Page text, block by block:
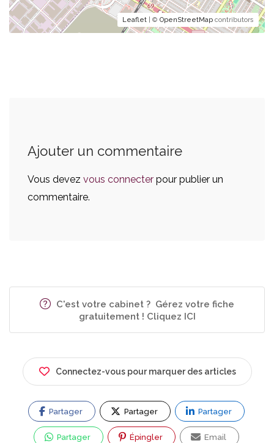
Leaflet | © OpenStreetMap contributors
Ajouter un commentaire
Vous devez vous connecter pour publier un
commentaire.
C'est votre cabinet ? Gérez votre fiche
gratuitement ! Cliquez ICI
Connectez-vous pour marquer des articles
Partager Partager Partager
Partager Épingler Email